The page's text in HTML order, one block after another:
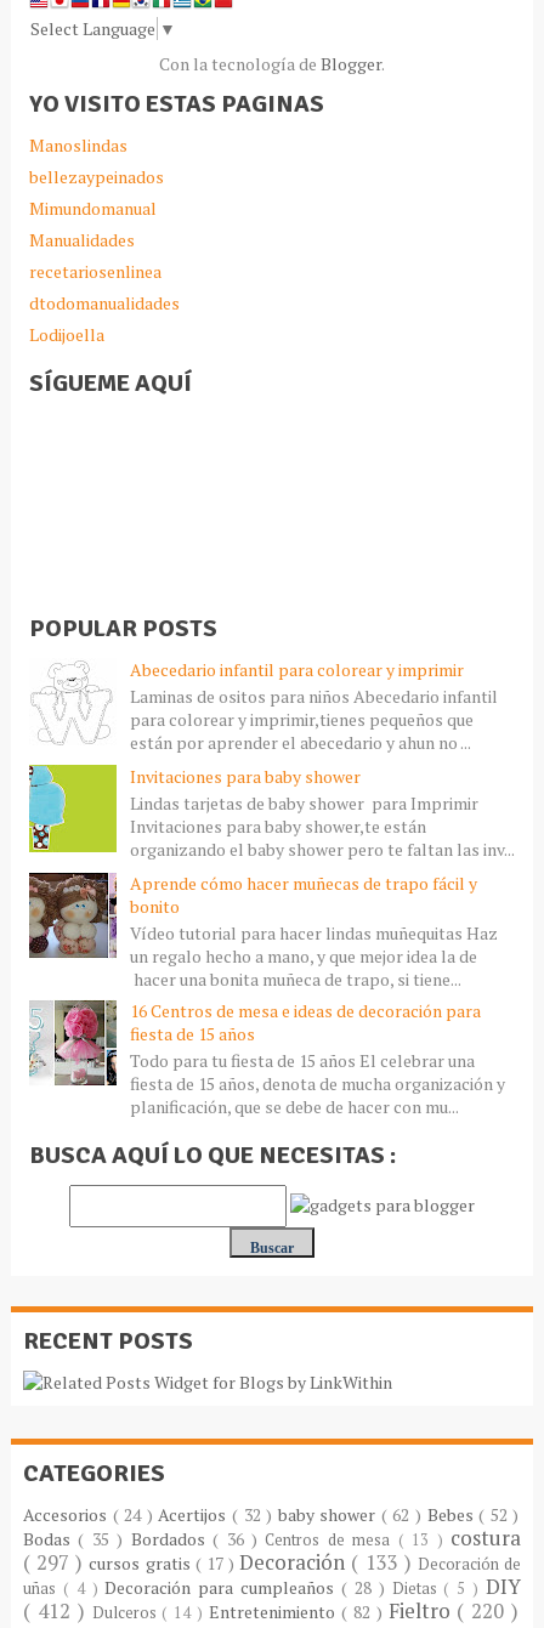
Select Language ▼
Con la tecnología de Blogger.
YO VISITO ESTAS PAGINAS
Manoslindas
bellezaypeinados
Mimundomanual
Manualidades
recetariosenlinea
dtodomanualidades
Lodijoella
SÍGUEME AQUÍ
POPULAR POSTS
Abecedario infantil para colorear y imprimir
Laminas de ositos para niños Abecedario infantil
para colorear y imprimir,tienes pequeños que
están por aprender el abecedario y ahun no ...
Invitaciones para baby shower
Lindas tarjetas de baby shower para Imprimir
Invitaciones para baby shower,te están
organizando el baby shower pero te faltan las inv...
Aprende cómo hacer muñecas de trapo fácil y
bonito
Vídeo tutorial para hacer lindas muñequitas Haz
un regalo hecho a mano, y que mejor idea la de
hacer una bonita muñeca de trapo, si tiene...
16 Centros de mesa e ideas de decoración para
fiesta de 15 años
Todo para tu fiesta de 15 años El celebrar una
fiesta de 15 años, denota de mucha organización y
planificación, que se debe de hacer con mu...
BUSCA AQUÍ LO QUE NECESITAS :
RECENT POSTS
CATEGORIES
Accesorios ( 24 )Acertijos ( 32 ) baby shower ( 62 ) Bebes( 52 )
Bodas( 35 ) Bordados( 36 ) Centros de mesa ( 13 ) costura
( 297 )cursos gratis ( 17 )Decoración ( 133 ) Decoración de
uñas ( 4 )Decoración para cumpleaños( 28 ) Dietas ( 5 )DIY
( 412 ) Dulceros ( 14 )Entretenimiento ( 82 ) Fieltro ( 220 )